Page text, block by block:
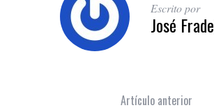
Escrito por
José
Artículo anterior